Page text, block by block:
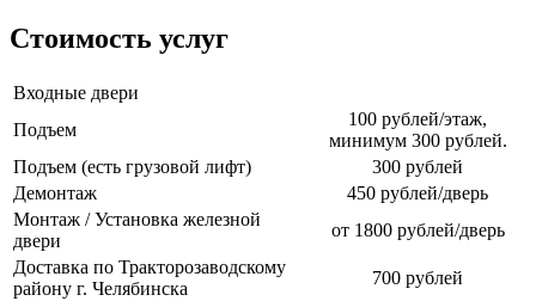
Стоимость услуг
Входные двери
Подъем
100 рублей/этаж,
минимум 300 рублей.
Подъем (есть грузовой лифт)
300 рублей
Демонтаж
450 рублей/дверь
Монтаж / Установка железной
двери
от 1800 рублей/дверь
Доставка по Тракторозаводскому
району г. Челябинска
700 рублей